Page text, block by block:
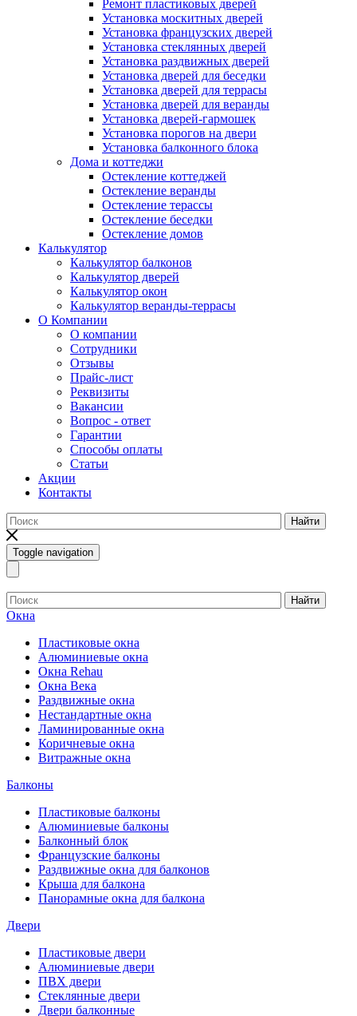
Ремонт пластиковых дверей
Установка москитных дверей
Установка французских дверей
Установка стеклянных дверей
Установка раздвижных дверей
Установка дверей для беседки
Установка дверей для террасы
Установка дверей для веранды
Установка дверей-гармошек
Установка порогов на двери
Установка балконного блока
Дома и коттеджи
Остекление коттеджей
Остекление веранды
Остекление терассы
Остекление беседки
Остекление домов
Калькулятор
Калькулятор балконов
Калькулятор дверей
Калькулятор окон
Калькулятор веранды-террасы
О Компании
О компании
Сотрудники
Отзывы
Прайс-лист
Реквизиты
Вакансии
Вопрос - ответ
Гарантии
Способы оплаты
Статьи
Акции
Контакты
Найти
Toggle navigation
Найти
Окна
Пластиковые окна
Алюминиевые окна
Окна Rehau
Окна Века
Раздвижные окна
Нестандартные окна
Ламинированные окна
Коричневые окна
Витражные окна
Балконы
Пластиковые балконы
Алюминиевые балконы
Балконный блок
Французские балконы
Раздвижные окна для балконов
Крыша для балкона
Панорамные окна для балкона
Двери
Пластиковые двери
Алюминиевые двери
ПВХ двери
Стеклянные двери
Двери балконные